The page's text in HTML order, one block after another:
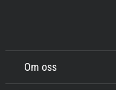
Om oss